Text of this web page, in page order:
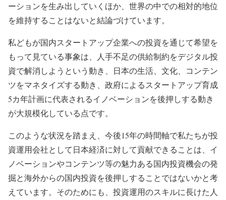
ーションを生み出していくほか、世界の中での相対的地位
を維持することはないと結論づけています。
私どもが国内スタートアップ企業への投資を通じて希望を
もって見ている事象は、人手不足の供給制約をデジタル投
資で解消しようという動き、日本の生活、文化、コンテン
ツをマネタイズする動き、政府によるスタートアップ育成
5カ年計画に代表されるイノベーションを後押しする動き
が大規模化している点です。
このような状況を踏まえ、今後15年の時間軸で私たちが投
資運用会社として日本経済に対して貢献できることは、イ
ノベーションやコンテンツ等の魅力ある国内投資機会の発
掘と海外からの国内投資を後押しすることではないかと考
えています。そのためにも、投資運用のスキルに長けた人